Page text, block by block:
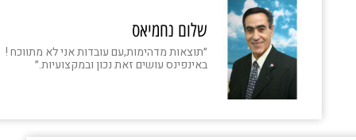
שלום נחמיאס‏
״תוצאות מדהימות,עם עובדות אני לא מתווכח !
באינפינס עושים זאת נכון ובמקצועיות.״